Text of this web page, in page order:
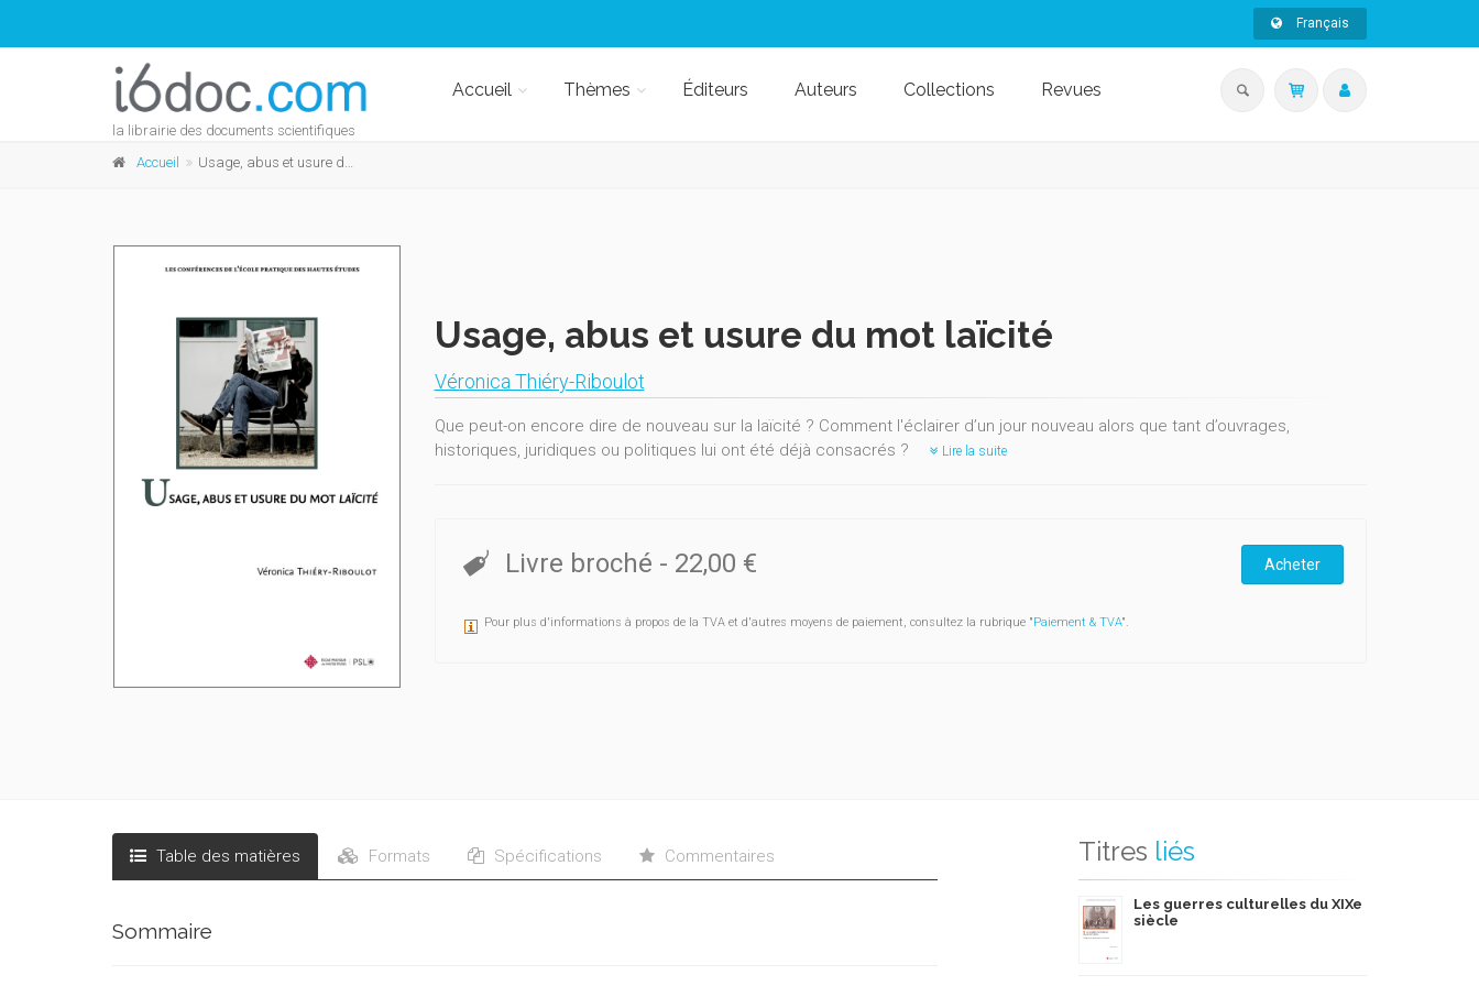
Français
la librairie des documents scientifiques
Accueil Thèmes Éditeurs Auteurs Collections Revues
Accueil Usage, abus et usure du mot laïcité
Usage, abus et usure du mot laïcité
Véronica Thiéry-Riboulot
Que peut-on encore dire de nouveau sur la laïcité ? Comment l'éclairer d’un jour nouveau alors que tant d’ouvrages,
historiques, juridiques ou politiques lui ont été déjà consacrés ?
Lire la suite
Livre broché - 22,00 € Acheter
Pour plus d'informations à propos de la TVA et d'autres moyens de paiement, consultez la rubrique "Paiement & TVA".
Table des matières Formats Spécifications Commentaires
Sommaire
Titres liés
Les guerres culturelles du XIXe
siècle